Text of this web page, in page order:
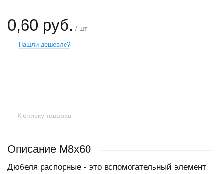
0,60 руб. / шт
Нашли дешевле?
К списку товаров
Описание М8х60
Дюбеля распорные - это вспомогательный элемент